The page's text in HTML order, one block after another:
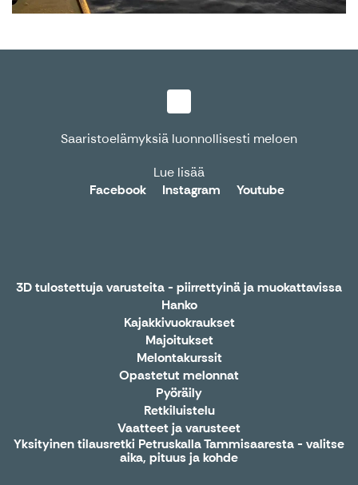
Saaristoelämyksiä luonnollisesti meloen
Lue lisää
Facebook
Instagram Youtube
3D tulostettuja varusteita - piirrettyinä ja muokattavissa
Hanko
Kajakkivuokraukset
Majoitukset
Melontakurssit
Opastetut melonnat
Pyöräily
Retkiluistelu
Vaatteet ja varusteet
Yksityinen tilausretki Petruskalla Tammisaaresta - valitse
aika, pituus ja kohde